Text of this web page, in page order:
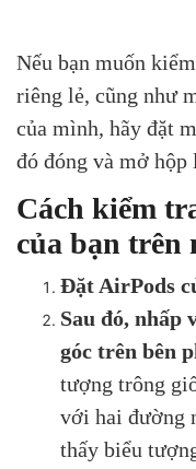
Nếu bạn muốn
riêng lẻ, cũng như
của mình, hãy đặt
đó đóng và mở hộp
Cách kiểm
của bạn trên
Đặt AirPods
Sau đó, nhấp
góc trên bên
tượng trông
với hai đường
thấy biểu